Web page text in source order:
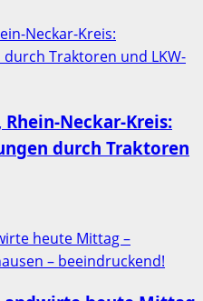
Neckar-Kreis:
durch Traktoren
heute Mittag –
– beeindruckend!